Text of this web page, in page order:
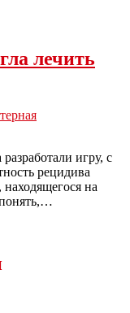
лечить
игру, с
рецидива
находящегося на